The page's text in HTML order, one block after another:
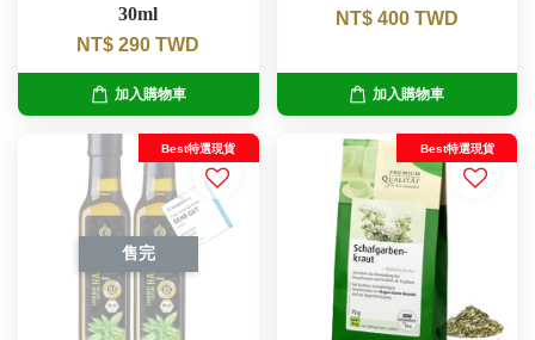
30ml
NT$ 290 TWD
加入購物車
NT$ 400 TWD
加入購物車
售完
Best特選現貨 Best特選現貨